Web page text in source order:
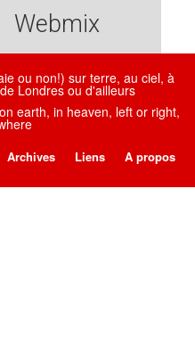
Webmix
ou non!) sur terre, au ciel, à
Londres ou d'ailleurs
earth, in heaven, left or right,
Archives Liens A propos